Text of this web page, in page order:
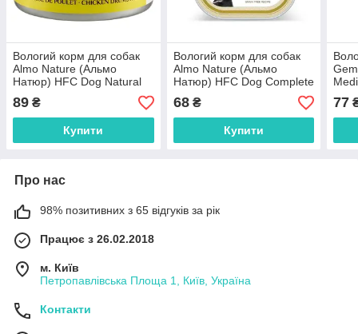
Вологий корм для собак
Almo Nature (Альмо
Натюр) HFC Dog Natural
шматочки в соусі з
курячою гомілкою 95 г
89 ₴
Купити
Вологий корм для собак
Almo Nature (Альмо
Натюр) HFC Dog Complete
паштет з куркою вільного
вигулу і цукіні 85 г
68₴
Купити
415
77
Про нас
98% позитивних з 65 відгуків за рік
Працює з 26.02.2018
м. Київ
Петропавлівська Площа 1, Київ, Україна
Контакти